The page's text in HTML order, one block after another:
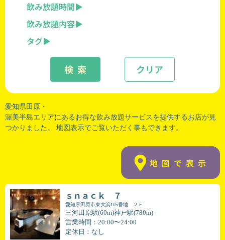
飲み放題時間
飲み放題内容
タグ
クリア
検 索
愛知県田原・
渥美半島エリアにあるお得な飲み放題サービスを提供するお店が見
つかりました。 地図表示でご覧いただく事もできます。
地図で表示
ｓｎａｃｋ ７
愛知県田原市東大浜105番地 ２Ｆ
三河田原駅(60m)神戸駅(780m)
営業時間：20:00〜24:00
定休日：なし